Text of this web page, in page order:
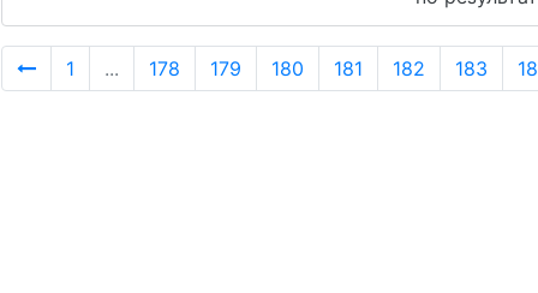
1 ... 178 179 180 181 182 183